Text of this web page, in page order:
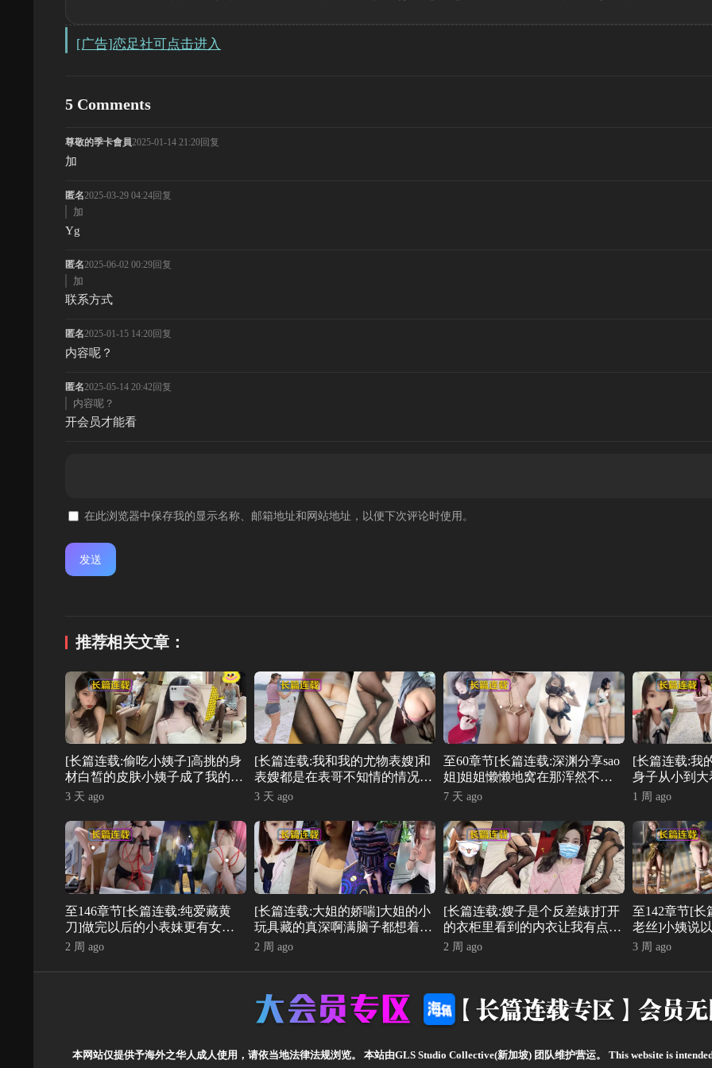
[广告]恋足社可点击进入
5 Comments
尊敬的季卡會員2025-01-14 21:20回复
加
匿名2025-03-29 04:24回复
加
Yg
匿名2025-06-02 00:29回复
加
联系方式
匿名2025-01-15 14:20回复
内容呢？
匿名2025-05-14 20:42回复
内容呢？
开会员才能看
在此浏览器中保存我的显示名称、邮箱地址和网站地址，以便下次评论时使用。
推荐相关文章：
[长篇连载:偷吃小姨子]高挑的身
材白皙的皮肤小姨子成了我的意
银对象-来自海角社区的真实故
3 天 ago
[长篇连载:我和我的尤物表嫂]和
表嫂都是在表哥不知情的情况下
偷偷的做-来自海角社区的真实
3 天 ago
至60章节[长篇连载:深渊分享sao
姐]姐姐懒懒地窝在那浑然不觉
自己的姿势有多撩人-来自海角
7 天 ago
[长篇连载:我
身子从小到
了心跳得特
1 周 ago
至146章节[长篇连载:纯爱藏黄
刀]做完以后的小表妹更有女人
味了看的我心潮澎湃——来自海
2 周 ago
[长篇连载:大姐的娇喘]大姐的小
玩具藏的真深啊满脑子都想着怎
么c她-来自海角社区的真实故事
2 周 ago
[长篇连载:嫂子是个反差婊]打开
的衣柜里看到的内衣让我有点破
防-来自海角社区的真实故事经
2 周 ago
至142章节[长
老丝]小姨说
个玩物-来自
3 周 ago
本网站仅提供予海外之华人成人使用，请依当地法律法规浏览。 本站由GLS Studio Collective(新加坡) 团队维护营运。 This website is